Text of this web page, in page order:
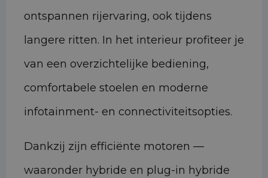
ontspannen rijervaring, ook tijdens
langere ritten. In het interieur profiteer je
van een overzichtelijke bediening,
comfortabele stoelen en moderne
infotainment- en connectiviteitsopties.
Dankzij zijn efficiënte motoren —
waaronder hybride en plug-in hybride